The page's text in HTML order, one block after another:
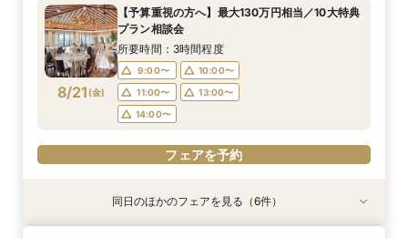
8/19(水)
付きフェアへご招待！
所要時間：2時間程度
フェアを予約
8/19(水)
15:00〜 15:30〜
フェアを予約
8/19(水)
名/50万の安心価格で叶える！アットホームＷ♪
所要時間：3時間程度
14:00〜
15:00〜
フェアを予約
8/19(水)
9:00〜
13:00〜
14:00〜
フェアを予約
8/19(水)
10:00〜
13:00〜
15:00〜
16:00〜
フェアを予約
8/21 (金)
【予算重視の方へ】最大130万円相当／10大特典
プラン相談会
所要時間：3時間程度
9:00〜
10:00〜
11:00〜
13:00〜
14:00〜
フェアを予約
特典あり
特典あり
特典あり同日のほかのフェアを見る（6件）